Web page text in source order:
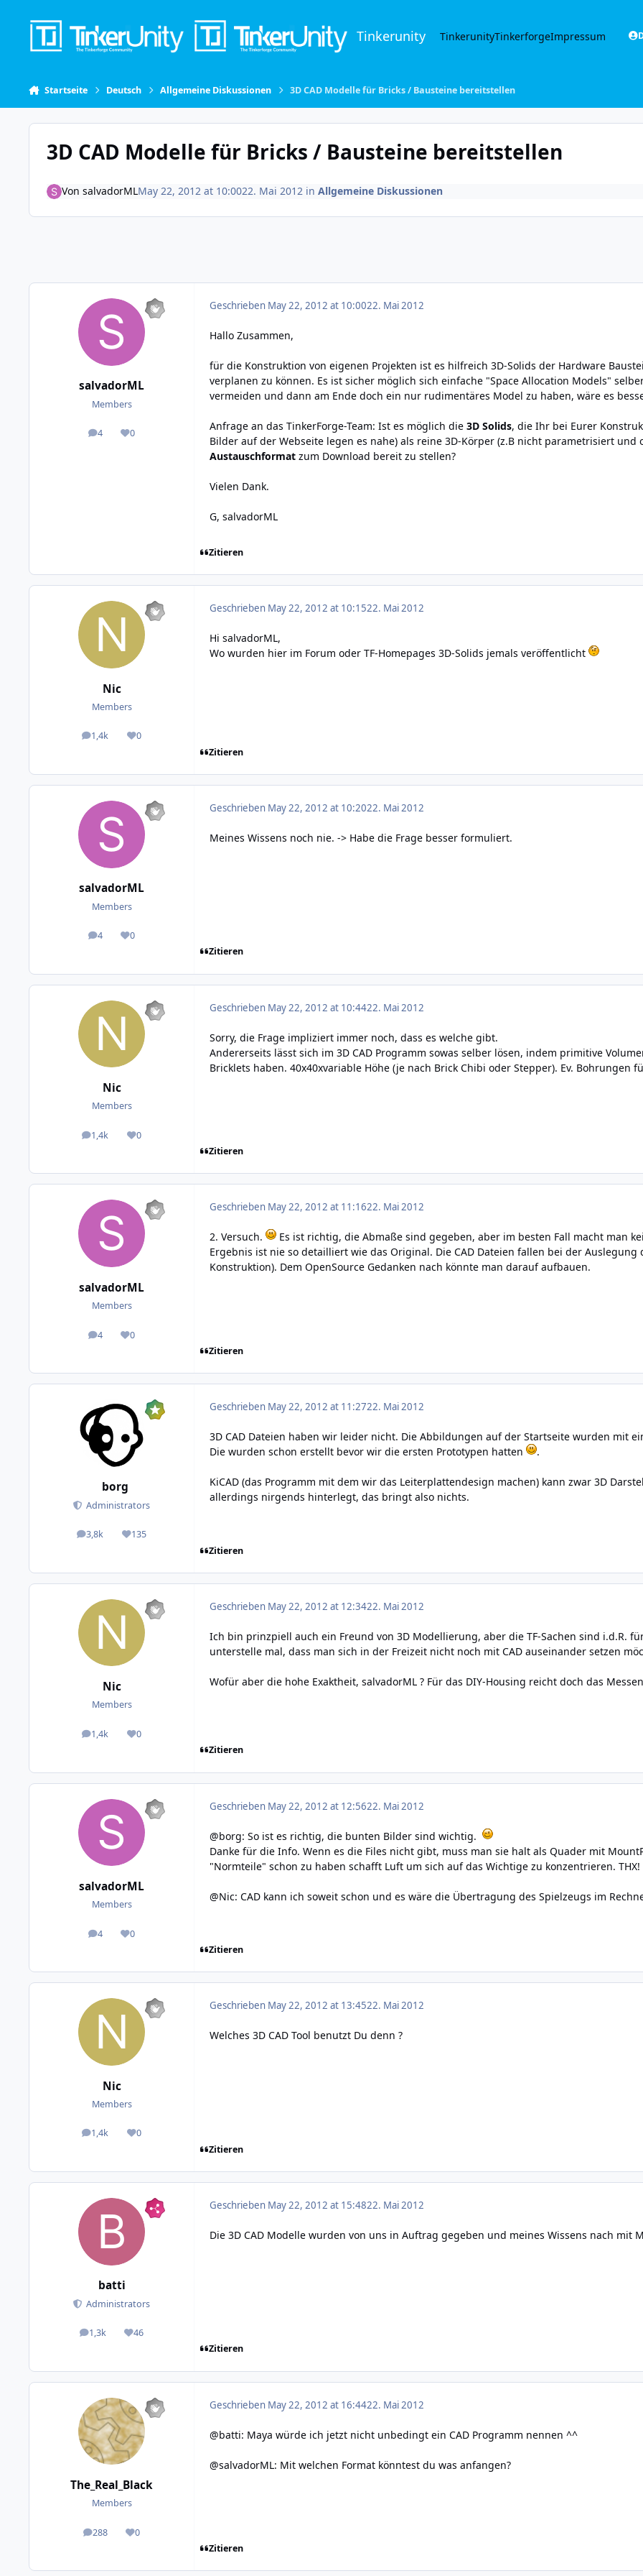
Tinkerunity TinkerunityTinkerforgeImpressum
Startseite Deutsch Allgemeine Diskussionen 3D CAD Modelle für Bricks / Bausteine bereitstellen
3D CAD Modelle für Bricks / Bausteine bereitstellen
Von salvadorMLMay 22, 2012 at 10:0022. Mai 2012in Allgemeine Diskussionen
salvadorML
Members
4
posts 0
Reputation
Geschrieben May 22, 2012 at 10:0022. Mai 2012
Hallo Zusammen,
für die Konstruktion von eigenen Projekten ist es hilfreich 3D-Solids der Hardware
verplanen zu können. Es ist sicher möglich sich einfache "Space Allocation Models"
vermeiden und dann am Ende doch ein nur rudimentäres Model zu haben, wäre es
Anfrage an das TinkerForge-Team: Ist es möglich die 3D Solids, die Ihr bei Eurer
Bilder auf der Webseite legen es nahe) als reine 3D-Körper (z.B nicht parametrisiert und
Austauschformat zum Download bereit zu stellen?
Vielen Dank.
G, salvadorML
Zitieren
Nic
Members
1,4k
posts 0
Reputation
Geschrieben May 22, 2012 at 10:1522. Mai 2012
Hi salvadorML,
Wo wurden hier im Forum oder TF-Homepages 3D-Solids jemals veröffentlicht
Zitieren
salvadorML
Members
4
posts 0
Reputation
Geschrieben May 22, 2012 at 10:2022. Mai 2012
Meines Wissens noch nie. -> Habe die Frage besser formuliert.
Zitieren
Nic
Members
1,4k
posts 0
Reputation
Geschrieben May 22, 2012 at 10:4422. Mai 2012
Sorry, die Frage impliziert immer noch, dass es welche gibt.
Andererseits lässt sich im 3D CAD Programm sowas selber lösen, indem primitive
Bricklets haben. 40x40xvariable Höhe (je nach Brick Chibi oder Stepper). Ev. Bohrungen
Zitieren
salvadorML
Members
4
posts 0
Reputation
Geschrieben May 22, 2012 at 11:1622. Mai 2012
2. Versuch.
Es ist richtig, die Abmaße sind gegeben, aber im besten Fall macht man
Ergebnis ist nie so detailliert wie das Original. Die CAD Dateien fallen bei der
Konstruktion). Dem OpenSource Gedanken nach könnte man darauf aufbauen.
Zitieren
borg
Administrators
3,8k
posts 135
Reputation
Geschrieben May 22, 2012 at 11:2722. Mai 2012
3D CAD Dateien haben wir leider nicht. Die Abbildungen auf der Startseite wurden mit
Die wurden schon erstellt bevor wir die ersten Prototypen hatten
.
KiCAD (das Programm mit dem wir das Leiterplattendesign machen) kann zwar 3D
allerdings nirgends hinterlegt, das bringt also nichts.
Zitieren
Nic
Members
1,4k
posts 0
Reputation
Geschrieben May 22, 2012 at 12:3422. Mai 2012
Ich bin prinzpiell auch ein Freund von 3D Modellierung, aber die TF-Sachen sind i.d.R.
unterstelle mal, dass man sich in der Freizeit nicht noch mit CAD auseinander setzen
Wofür aber die hohe Exaktheit, salvadorML ? Für das DIY-Housing reicht doch das
Zitieren
salvadorML
Members
4
posts 0
Reputation
Geschrieben May 22, 2012 at 12:5622. Mai 2012
@borg: So ist es richtig, die bunten Bilder sind wichtig.
Danke für die Info. Wenn es die Files nicht gibt, muss man sie halt als Quader mit
"Normteile" schon zu haben schafft Luft um sich auf das Wichtige zu konzentrieren. THX!
@Nic: CAD kann ich soweit schon und es wäre die Übertragung des Spielzeugs im
Zitieren
Nic
Members
1,4k
posts 0
Reputation
Geschrieben May 22, 2012 at 13:4522. Mai 2012
Welches 3D CAD Tool benutzt Du denn ?
Zitieren
batti
Administrators
1,3k
posts 46
Reputation
Geschrieben May 22, 2012 at 15:4822. Mai 2012
Die 3D CAD Modelle wurden von uns in Auftrag gegeben und meines Wissens nach mit
Zitieren
The_Real_Black
Members
288
posts 0
Reputation
Geschrieben May 22, 2012 at 16:4422. Mai 2012
@batti: Maya würde ich jetzt nicht unbedingt ein CAD Programm nennen ^^
@salvadorML: Mit welchen Format könntest du was anfangen?
Zitieren